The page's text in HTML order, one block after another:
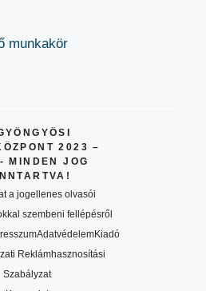
munkakör
2023 –
MINDEN JOG
a jogellenes olvasói
szembeni fellépésről
AdatvédelemKiadó
Reklámhasznosítási
Szabályzat